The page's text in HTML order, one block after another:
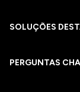
SOLUÇÕES
PERGUNTAS